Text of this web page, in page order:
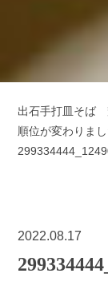
出石手打皿そば
順位が変わりまし
2022.08.17